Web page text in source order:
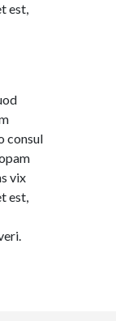
est,
consul
vix
est,